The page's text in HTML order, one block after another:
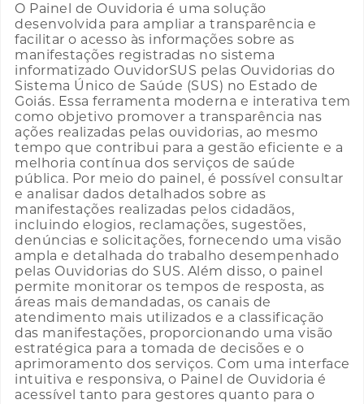
O Painel de Ouvidoria é uma solução
desenvolvida para ampliar a transparência e
facilitar o acesso às informações sobre as
manifestações registradas no sistema
informatizado OuvidorSUS pelas Ouvidorias do
Sistema Único de Saúde (SUS) no Estado de
Goiás. Essa ferramenta moderna e interativa tem
como objetivo promover a transparência nas
ações realizadas pelas ouvidorias, ao mesmo
tempo que contribui para a gestão eficiente e a
melhoria contínua dos serviços de saúde
pública. Por meio do painel, é possível consultar
e analisar dados detalhados sobre as
manifestações realizadas pelos cidadãos,
incluindo elogios, reclamações, sugestões,
denúncias e solicitações, fornecendo uma visão
ampla e detalhada do trabalho desempenhado
pelas Ouvidorias do SUS. Além disso, o painel
permite monitorar os tempos de resposta, as
áreas mais demandadas, os canais de
atendimento mais utilizados e a classificação
das manifestações, proporcionando uma visão
estratégica para a tomada de decisões e o
aprimoramento dos serviços. Com uma interface
intuitiva e responsiva, o Painel de Ouvidoria é
acessível tanto para gestores quanto para o